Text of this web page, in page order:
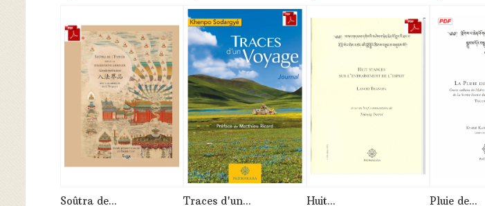
Soûtra de... Traces d'un... Huit... Pluie de...